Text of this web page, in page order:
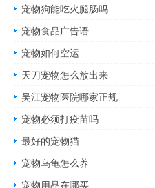
宠物狗能吃火腿肠吗
宠物食品广告语
宠物如何空运
天刀宠物怎么放出来
吴江宠物医院哪家正规
宠物必须打疫苗吗
最好的宠物猫
宠物乌龟怎么养
宠物用品在哪买